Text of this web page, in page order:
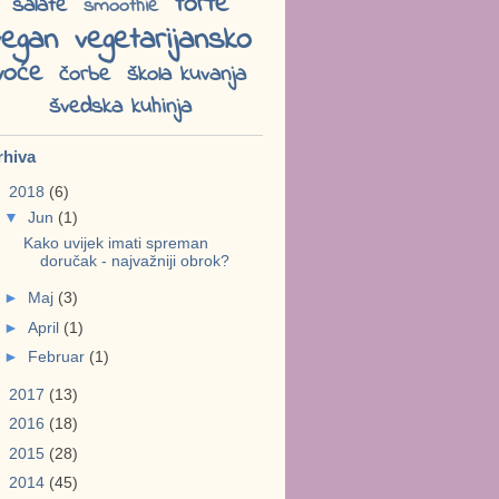
smoothie
vegetarijansko
čorbe škola kuvanja
švedska kuhinja
2018 (6)
▼ Jun (1)
Kako uvijek imati spreman
doručak - najvažniji obrok?
► Maj (3)
► April (1)
► Februar (1)
2017 (13)
2016 (18)
2015 (28)
2014 (45)